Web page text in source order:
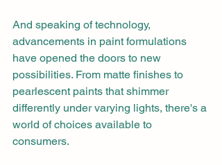
And speaking of technology,
advancements in paint formulations
have opened the doors to new
possibilities. From matte finishes to
pearlescent paints that shimmer
differently under varying lights, there's a
world of choices available to
consumers.